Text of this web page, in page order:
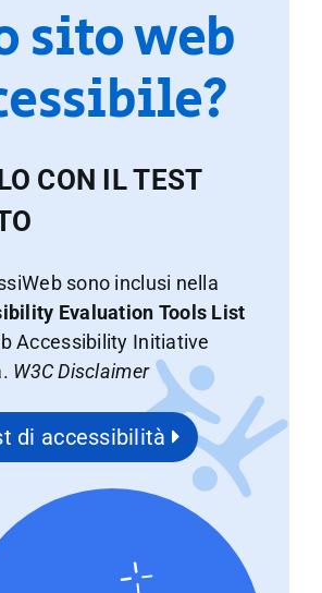
sito web
CON IL TEST
sono inclusi nella
Evaluation Tools List
Accessibility Initiative
W3C Disclaimer
di accessibilità